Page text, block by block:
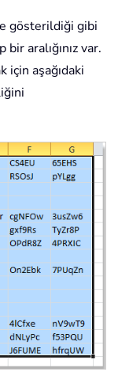
gösterildiği gibi
aralığınız var.
için aşağıdaki